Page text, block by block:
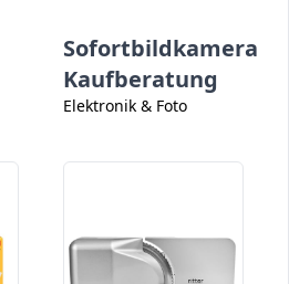
Sofortbildkamera
Kaufberatung
Elektronik & Foto